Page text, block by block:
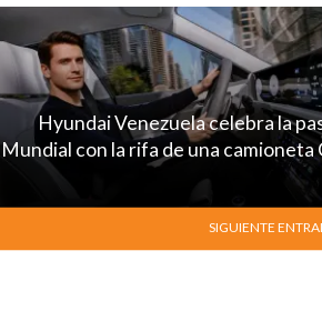
Hyundai Venezuela celebra la
Mundial con la rifa de una camioneta
SIGUIENTE